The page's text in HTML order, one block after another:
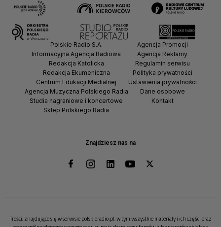
Znajdziesz nas na
Polskie Radio S.A.
Informacyjna Agencja Radiowa
Redakcja Katolicka
Redakcja Ekumeniczna
Centrum Edukacji Medialnej
Agencja Muzyczna Polskiego Radia
Studia nagraniowe i koncertowe
Sklep Polskiego Radia
Agencja Promocji
Agencja Reklamy
Regulamin serwisu
Polityka prywatności
Ustawienia prywatności
Dane osobowe
Kontakt
Treści, znajdujące się w serwisie polskieradio.pl, w tym wszystkie materiały i ich części oraz